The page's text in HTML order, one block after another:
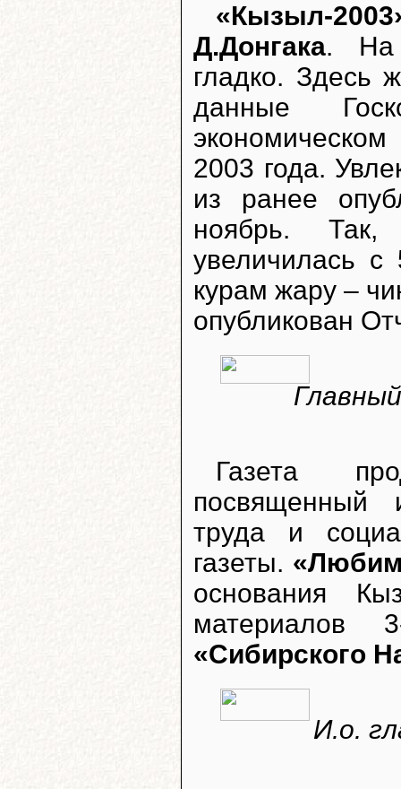
«Кызыл-
Д.Донгака. На
гладко. Здесь
данные
2003 года.
из ранее
ноябрь.
увеличилась
курам жару –
опубликован
Газета
посвященный
труда и
газеты.
основания
материалов
«Сибирского
И.о.